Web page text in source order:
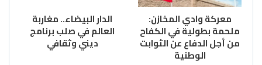
معركة وادي المخازن:
ملحمة بطولية في الكفاح
من أجل الدفاع عن الثوابت
الوطنية
الدار البيضاء.. مغاربة
العالم في صلب برنامج
ديني وثقافي